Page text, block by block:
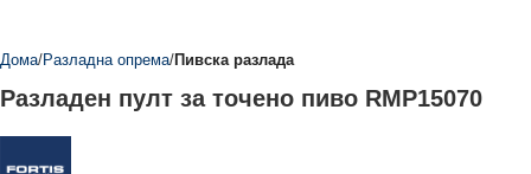
Дома Разладна опрема Пивска разлада
Разладен пулт за точено пиво RMP15070